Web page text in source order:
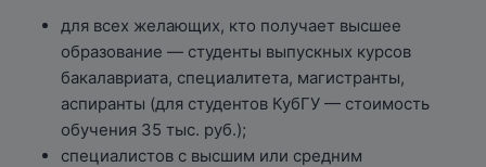
для всех желающих, кто получает высшее
образование — студенты выпускных курсов
бакалавриата, специалитета, магистранты,
аспиранты (для студентов КубГУ — стоимость
обучения 35 тыс. руб.);
специалистов с высшим или средним